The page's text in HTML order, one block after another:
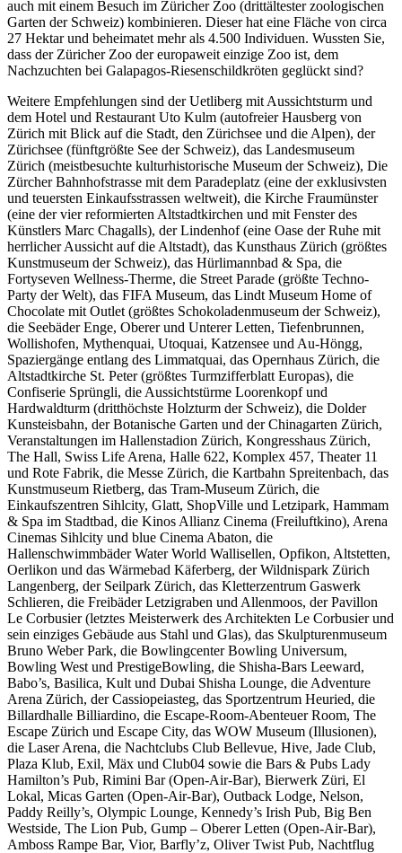
auch mit einem Besuch im Züricher Zoo (drittältester zoologischen
Garten der Schweiz) kombinieren. Dieser hat eine Fläche von circa
27 Hektar und beheimatet mehr als 4.500 Individuen. Wussten Sie,
dass der Züricher Zoo der europaweit einzige Zoo ist, dem
Nachzuchten bei Galapagos-Riesenschildkröten geglückt sind?
Weitere Empfehlungen sind der Uetliberg mit Aussichtsturm und
dem Hotel und Restaurant Uto Kulm (autofreier Hausberg von
Zürich mit Blick auf die Stadt, den Zürichsee und die Alpen), der
Zürichsee (fünftgrößte See der Schweiz), das Landesmuseum
Zürich (meistbesuchte kulturhistorische Museum der Schweiz), Die
Zürcher Bahnhofstrasse mit dem Paradeplatz (eine der exklusivsten
und teuersten Einkaufsstrassen weltweit), die Kirche Fraumünster
(eine der vier reformierten Altstadtkirchen und mit Fenster des
Künstlers Marc Chagalls), der Lindenhof (eine Oase der Ruhe mit
herrlicher Aussicht auf die Altstadt), das Kunsthaus Zürich (größtes
Kunstmuseum der Schweiz), das Hürlimannbad & Spa, die
Fortyseven Wellness-Therme, die Street Parade (größte Techno-
Party der Welt), das FIFA Museum, das Lindt Museum Home of
Chocolate mit Outlet (größtes Schokoladenmuseum der Schweiz),
die Seebäder Enge, Oberer und Unterer Letten, Tiefenbrunnen,
Wollishofen, Mythenquai, Utoquai, Katzensee und Au-Höngg,
Spaziergänge entlang des Limmatquai, das Opernhaus Zürich, die
Altstadtkirche St. Peter (größtes Turmzifferblatt Europas), die
Confiserie Sprüngli, die Aussichtstürme Loorenkopf und
Hardwaldturm (dritthöchste Holzturm der Schweiz), die Dolder
Kunsteisbahn, der Botanische Garten und der Chinagarten Zürich,
Veranstaltungen im Hallenstadion Zürich, Kongresshaus Zürich,
The Hall, Swiss Life Arena, Halle 622, Komplex 457, Theater 11
und Rote Fabrik, die Messe Zürich, die Kartbahn Spreitenbach, das
Kunstmuseum Rietberg, das Tram-Museum Zürich, die
Einkaufszentren Sihlcity, Glatt, ShopVille und Letzipark, Hammam
& Spa im Stadtbad, die Kinos Allianz Cinema (Freiluftkino), Arena
Cinemas Sihlcity und blue Cinema Abaton, die
Hallenschwimmbäder Water World Wallisellen, Opfikon, Altstetten,
Oerlikon und das Wärmebad Käferberg, der Wildnispark Zürich
Langenberg, der Seilpark Zürich, das Kletterzentrum Gaswerk
Schlieren, die Freibäder Letzigraben und Allenmoos, der Pavillon
Le Corbusier (letztes Meisterwerk des Architekten Le Corbusier und
sein einziges Gebäude aus Stahl und Glas), das Skulpturenmuseum
Bruno Weber Park, die Bowlingcenter Bowling Universum,
Bowling West und PrestigeBowling, die Shisha-Bars Leeward,
Babo’s, Basilica, Kult und Dubai Shisha Lounge, die Adventure
Arena Zürich, der Cassiopeiasteg, das Sportzentrum Heuried, die
Billardhalle Billiardino, die Escape-Room-Abenteuer Room, The
Escape Zürich und Escape City, das WOW Museum (Illusionen),
die Laser Arena, die Nachtclubs Club Bellevue, Hive, Jade Club,
Plaza Klub, Exil, Mäx und Club04 sowie die Bars & Pubs Lady
Hamilton’s Pub, Rimini Bar (Open-Air-Bar), Bierwerk Züri, El
Lokal, Micas Garten (Open-Air-Bar), Outback Lodge, Nelson,
Paddy Reilly’s, Olympic Lounge, Kennedy’s Irish Pub, Big Ben
Westside, The Lion Pub, Gump – Oberer Letten (Open-Air-Bar),
Amboss Rampe Bar, Vior, Barfly’z, Oliver Twist Pub, Nachtflug